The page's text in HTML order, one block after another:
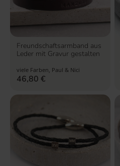
Freundschaftsarmband aus
Leder mit Gravur gestalten
viele Farben, Paul & Nici
46,80 €